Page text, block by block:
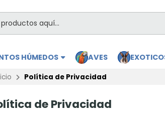
HÚMEDOS AVES
Política de Privacidad
de Privacidad